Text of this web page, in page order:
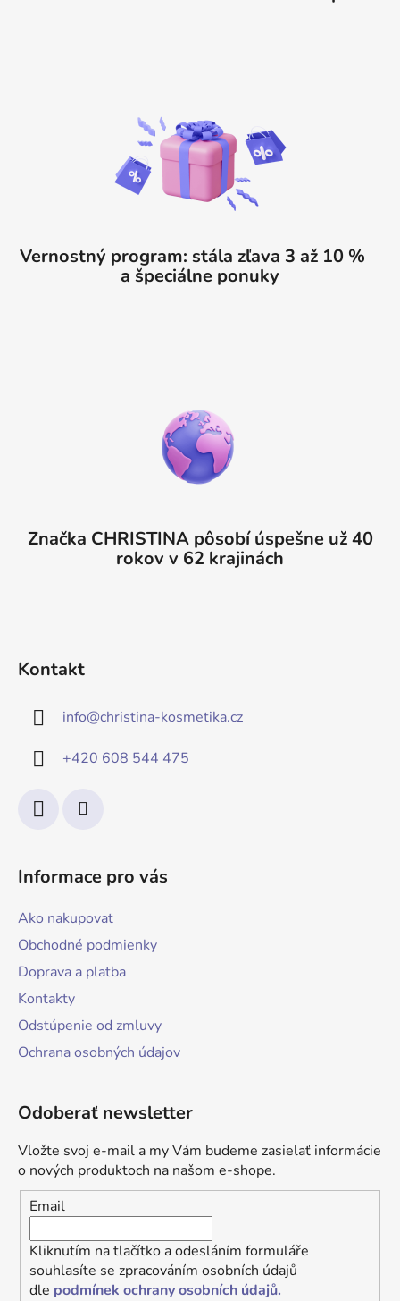
Vernostný program: stála zľava 3 až 10 %
a špeciálne ponuky
Značka CHRISTINA pôsobí úspešne už 40
rokov v 62 krajinách
Kontakt
info@christina-kosmetika.cz
+420 608 544 475
Informace pro vás
Ako nakupovať
Obchodné podmienky
Doprava a platba
Kontakty
Odstúpenie od zmluvy
Ochrana osobných údajov
Odoberať newsletter
Vložte svoj e-mail a my Vám budeme zasielať informácie
o nových produktoch na našom e-shope.
Email
Kliknutím na tlačítko a odesláním formuláře
souhlasíte se zpracováním osobních údajů
dle podmínek ochrany osobních údajů.